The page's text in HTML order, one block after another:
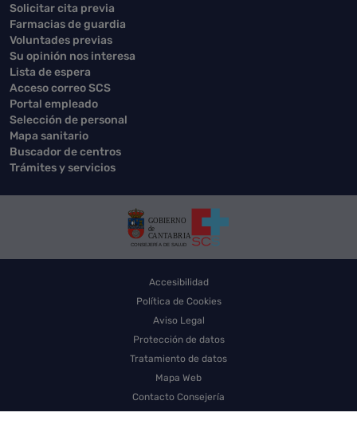
Solicitar cita previa
Farmacias de guardia
Voluntades previas
Su opinión nos interesa
Lista de espera
Acceso correo SCS
Portal empleado
Selección de personal
Mapa sanitario
Buscador de centros
Trámites y servicios
Accesibilidad
Política de Cookies
Aviso Legal
Protección de datos
Tratamiento de datos
Mapa Web
Contacto Consejería